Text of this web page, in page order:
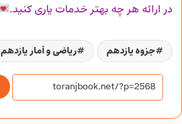
در ارائه هر چه بهتر خدمات یاری کنید.
جزوه یازدهم ریاضی و آمار یازدهم